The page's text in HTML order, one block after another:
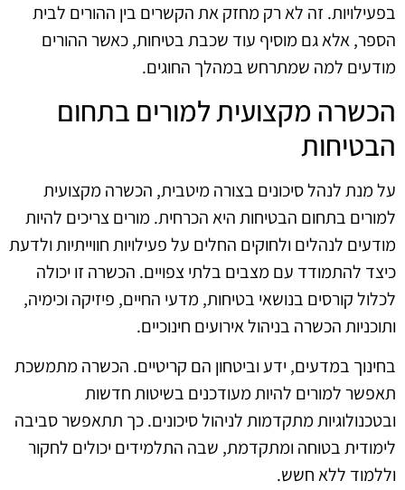
בפעילויות. זה לא רק מחזק את הקשרים בין ההורים לבית
הספר, אלא גם מוסיף עוד שכבת בטיחות, כאשר ההורים
מודעים למה שמתרחש במהלך החוגים.
הכשרה מקצועית למורים בתחום
הבטיחות
על מנת לנהל סיכונים בצורה מיטבית, הכשרה מקצועית
למורים בתחום הבטיחות היא הכרחית. מורים צריכים להיות
מודעים לנהלים ולחוקים החלים על פעילויות חווייתיות ולדעת
כיצד להתמודד עם מצבים בלתי צפויים. הכשרה זו יכולה
לכלול קורסים בנושאי בטיחות, מדעי החיים, פיזיקה וכימיה,
ותוכניות הכשרה בניהול אירועים חינוכיים.
בחינוך במדעים, ידע וביטחון הם קריטיים. הכשרה מתמשכת
תאפשר למורים להיות מעודכנים בשיטות חדשות
ובטכנולוגיות מתקדמות לניהול סיכונים. כך תתאפשר סביבה
לימודית בטוחה ומתקדמת, שבה התלמידים יכולים לחקור
וללמוד ללא חשש.